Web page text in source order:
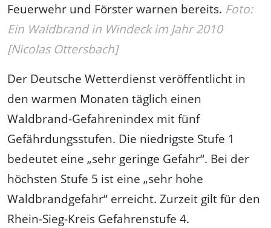
Feuerwehr und Förster warnen bereits. Foto:
Ein Waldbrand in Windeck im Jahr 2010
[Nicolas Ottersbach]
Der Deutsche Wetterdienst veröffentlicht in
den warmen Monaten täglich einen
Waldbrand-Gefahrenindex mit fünf
Gefährdungsstufen. Die niedrigste Stufe 1
bedeutet eine „sehr geringe Gefahr“. Bei der
höchsten Stufe 5 ist eine „sehr hohe
Waldbrandgefahr“ erreicht. Zurzeit gilt für den
Rhein-Sieg-Kreis Gefahrenstufe 4.